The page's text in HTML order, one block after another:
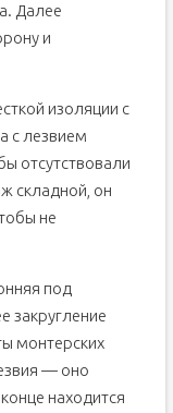
Далее
и
изоляции с
с лезвием
отсутствовали
складной, он
не
под
закругление
монтерских
— оно
находится